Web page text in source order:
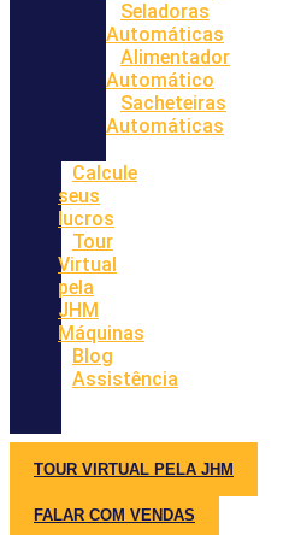
Seladoras
Automáticas
Alimentador
Automático
Sacheteiras
Automáticas
Calcule
seus
lucros
Tour
Virtual
pela
JHM
Máquinas
Blog
Assistência
TOUR VIRTUAL PELA JHM
FALAR COM VENDAS